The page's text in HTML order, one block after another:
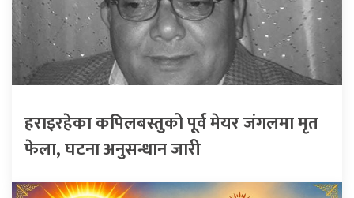
हराइरहेका कपिलबस्तुको पूर्व मेयर जंगलमा मृत
फेला, घटना अनुसन्धान जारी